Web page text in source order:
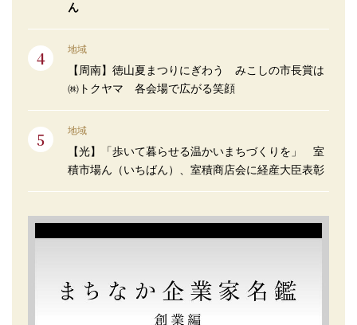
ん
地域
【周南】徳山夏まつりにぎわう みこしの市長賞は
㈱トクヤマ 各会場で広がる笑顔
地域
【光】「歩いて暮らせる温かいまちづくりを」 室
積市場ん（いちばん）、室積商店会に経産大臣表彰